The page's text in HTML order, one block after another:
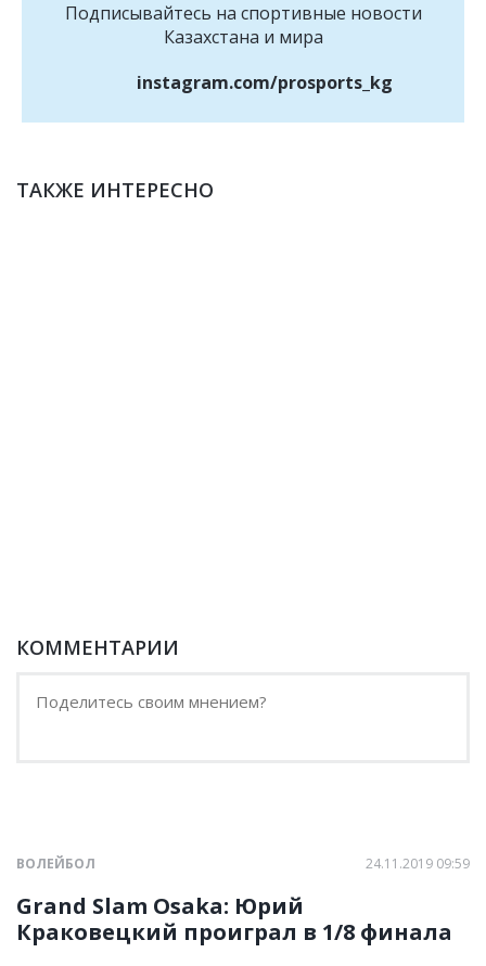
Подписывайтесь на cпортивные новости
Казахстана и мира
instagram.com/prosports_kg
ТАКЖЕ ИНТЕРЕСНО
КОММЕНТАРИИ
ВОЛЕЙБОЛ 24.11.2019 09:59
Grand Slam Osaka: Юрий
Краковецкий проиграл в 1/8 финала